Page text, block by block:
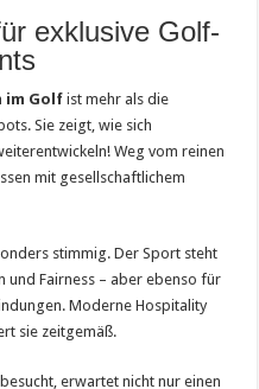
exklusive Golf-
im Golfist mehr als die
Sie zeigt, wie sich
Weg vom reinen
mit gesellschaftlichem
stimmig. Der Sport steht
und Fairness – aber ebenso für
Moderne Hospitality
sie zeitgemäß.
erwartet nicht nur einen